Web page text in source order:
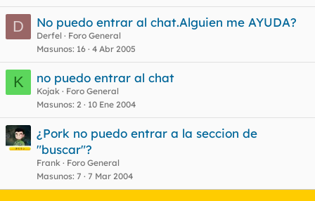
a
D No puedo entrar al chat.Alguien me AYUDA?
Derfel
Foro General
Masunos 16 4 Abr 2005
K no puedo entrar al chat
Kojak
Foro General
Masunos 2 10 Ene 2004
¿Pork no puedo entrar a la seccion de
"buscar"?
Frank
Foro General
Masunos 7 7 Mar 2004